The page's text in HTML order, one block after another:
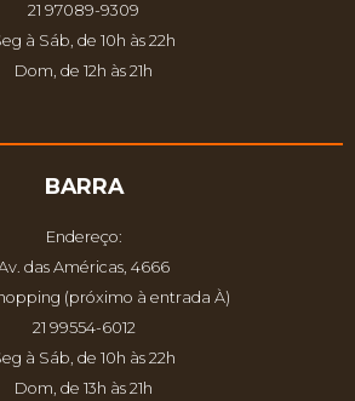
21 97089-9309
à Sáb, de 10h às 22h
Dom, de 12h às 21h
BARRA
Endereço:
das Américas, 4666
(próximo à entrada À)
21 99554-6012
à Sáb, de 10h às 22h
Dom, de 13h às 21h